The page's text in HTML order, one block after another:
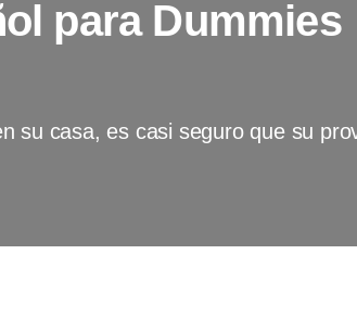
para Dummies
su casa, es casi seguro que su